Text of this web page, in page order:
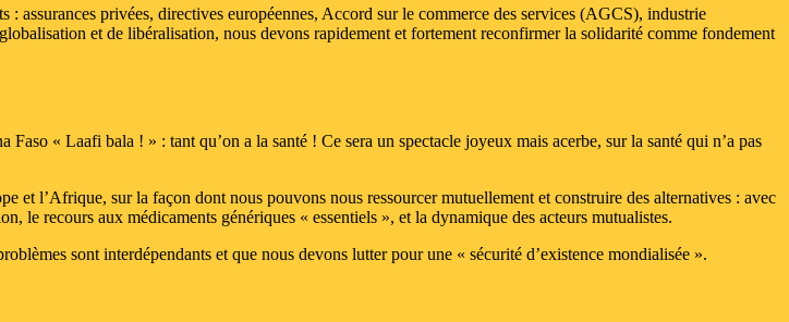
: assurances privées, directives européennes, Accord sur le commerce des services (AGCS), industrie
et de libéralisation, nous devons rapidement et fortement reconfirmer la solidarité comme fondement
« Laafi bala ! » : tant qu’on a la santé ! Ce sera un spectacle joyeux mais acerbe, sur la santé qui n’a pas
et l’Afrique, sur la façon dont nous pouvons nous ressourcer mutuellement et construire des alternatives : avec
le recours aux médicaments génériques « essentiels », et la dynamique des acteurs mutualistes.
sont interdépendants et que nous devons lutter pour une « sécurité d’existence mondialisée ».